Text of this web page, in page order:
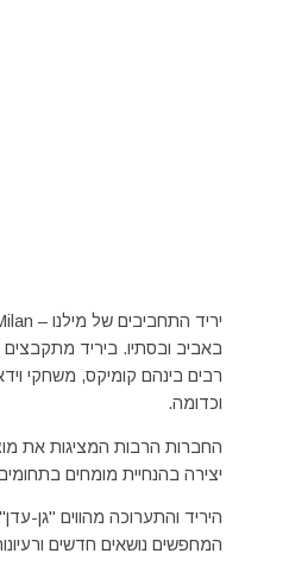
באביב ובסתיו. ביריד מתקבצים
רבים בינהם קומיקס, משחקי
וכדומה.
החברות הרבות המציגות את
יצירה בהנחיית מומחים
היריד והתערוכה מהווים "גן-
המחפשים נושאים חדשים